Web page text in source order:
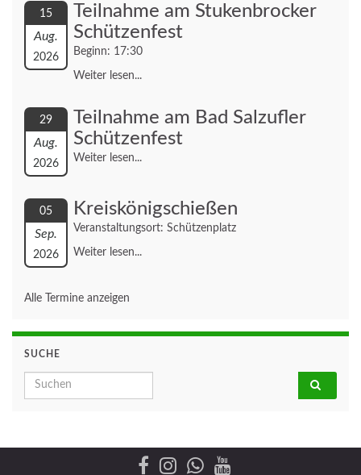
15
Aug.
2026
Teilnahme am Stukenbrocker
Schützenfest
Beginn: 17:30
Weiter lesen...
29
Aug.
2026
Teilnahme am Bad Salzufler
Schützenfest
Weiter lesen...
05
Sep.
2026
Kreiskönigschießen
Veranstaltungsort: Schützenplatz
Weiter lesen...
Alle Termine anzeigen
SUCHE
Search for: